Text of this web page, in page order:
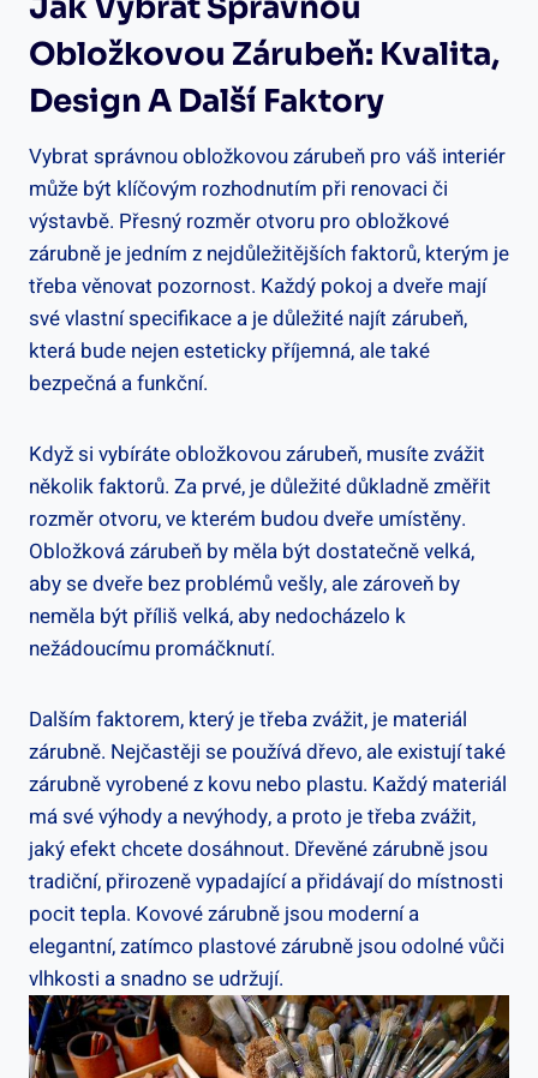
Obložkovou Zárubeň: Kvalita,
Design A Další Faktory
Vybrat správnou obložkovou zárubeň pro váš interiér
může být klíčovým rozhodnutím při renovaci či
výstavbě. Přesný rozměr otvoru pro obložkové
zárubně je jedním z nejdůležitějších faktorů, kterým je
třeba věnovat pozornost. Každý pokoj a dveře mají
své vlastní specifikace a je důležité najít zárubeň,
která bude nejen esteticky příjemná, ale také
bezpečná a funkční.
Když si vybíráte obložkovou zárubeň, musíte zvážit
několik faktorů. Za prvé, je důležité důkladně změřit
rozměr otvoru, ve kterém budou dveře umístěny.
Obložková zárubeň by měla být dostatečně velká,
aby se dveře bez problémů vešly, ale zároveň by
neměla být příliš velká, aby nedocházelo k
nežádoucímu promáčknutí.
Dalším faktorem, který je třeba zvážit, je materiál
zárubně. Nejčastěji se používá dřevo, ale existují také
zárubně vyrobené z kovu nebo plastu. Každý materiál
má své výhody a nevýhody, a proto je třeba zvážit,
jaký efekt chcete dosáhnout. Dřevěné zárubně jsou
tradiční, přirozeně vypadající a přidávají do místnosti
pocit tepla. Kovové zárubně jsou moderní a
elegantní, zatímco plastové zárubně jsou odolné vůči
vlhkosti a snadno se udržují.